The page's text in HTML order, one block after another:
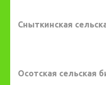
Сныткинская
Осотская сельская